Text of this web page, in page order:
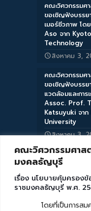
คณะวิศวกรรมศาส
มงคลธัญบุรี
เรื่อง นโยบายคุ้มครอง
ราชมงคลธัญบุรี พ.ศ.
โดยที่เป็นการสมควร
คณะวิศวกรรมศ
ขอเชิญฟังบรร
เมอร์ชีวภาพ โ
Aso จาก
Technology
สิงหาคม 3,
คณะวิศวกรรมศ
ขอเชิญฟังบรรย
แวดล้อมและการ
Assoc. Prof.
Katsuyuki จา
University
สิงหาคม 3,